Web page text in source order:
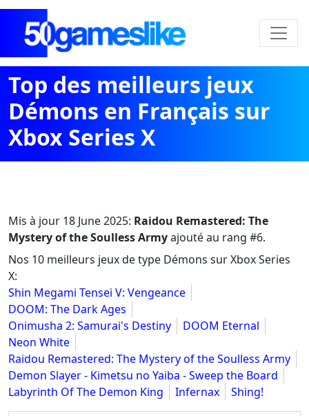
Top des meilleurs jeux
Démons en Français sur
Xbox Series X
Mis à jour 18 June 2025: Raidou Remastered: The
Mystery of the Soulless Armyajouté au rang #6.
Nos 10 meilleurs jeux de type Démons sur Xbox Series
X:
Shin Megami Tensei V: Vengeance
DOOM: The Dark Ages
Onimusha 2: Samurai's Destiny
DOOM Eternal
Neon White
Raidou Remastered: The Mystery of the Soulless Army
Demon Slayer - Kimetsu no Yaiba - Sweep the Board
Labyrinth Of The Demon King
Infernax Shing!